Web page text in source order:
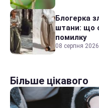
Блогерка
штани: що
помилку
08 серпня
Більше цікавого